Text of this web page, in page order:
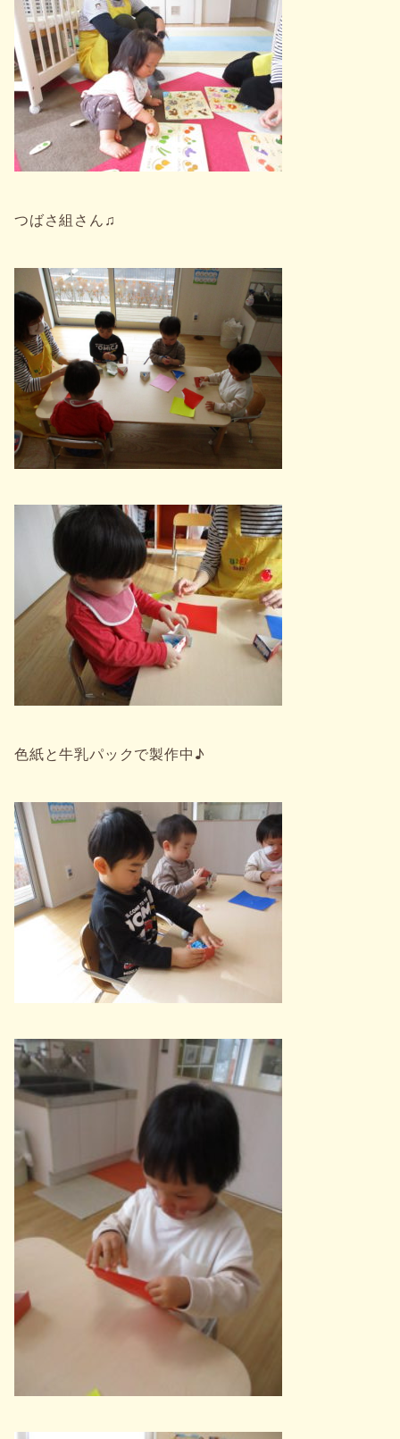
つばさ組さん♫
色紙と牛乳パックで製作中♪